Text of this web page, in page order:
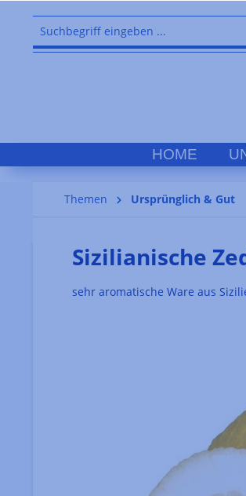
Zur Hauptnavigation springen
HOME
Themen Ursprünglich & Gut
Sizilianische
sehr aromatische Ware aus